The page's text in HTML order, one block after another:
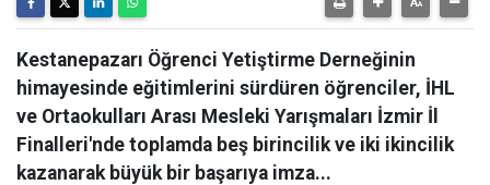
Kestanepazarı Öğrenci Yetiştirme Derneğinin
himayesinde eğitimlerini sürdüren öğrenciler, İHL
ve Ortaokulları Arası Mesleki Yarışmaları İzmir İl
Finalleri'nde toplamda beş birincilik ve iki ikincilik
kazanarak büyük bir başarıya imza...